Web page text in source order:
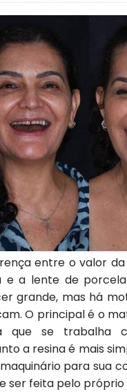
entre o valor
e a lente de
grande, mas há
O principal é o
que se trabalha
a resina é mais
para sua
ser feita pelo